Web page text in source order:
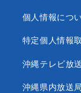
個人情報につ
特定個人情報
沖縄テレビ放
沖縄県内放送